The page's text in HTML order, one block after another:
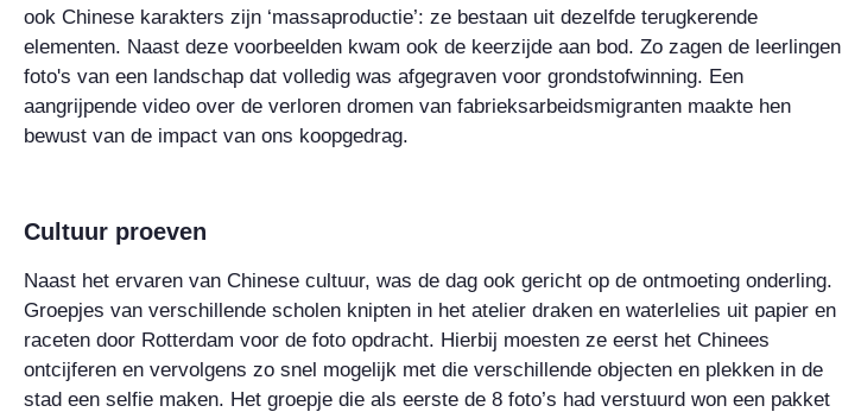
ook Chinese karakters zijn ‘massaproductie’: ze bestaan uit dezelfde terugkerende
elementen. Naast deze voorbeelden kwam ook de keerzijde aan bod. Zo zagen de leerlingen
foto's van een landschap dat volledig was afgegraven voor grondstofwinning. Een
aangrijpende video over de verloren dromen van fabrieksarbeidsmigranten maakte hen
bewust van de impact van ons koopgedrag.
Cultuur proeven
Naast het ervaren van Chinese cultuur, was de dag ook gericht op de ontmoeting onderling.
Groepjes van verschillende scholen knipten in het atelier draken en waterlelies uit papier en
raceten door Rotterdam voor de foto opdracht. Hierbij moesten ze eerst het Chinees
ontcijferen en vervolgens zo snel mogelijk met die verschillende objecten en plekken in de
stad een selfie maken. Het groepje die als eerste de 8 foto’s had verstuurd won een pakket